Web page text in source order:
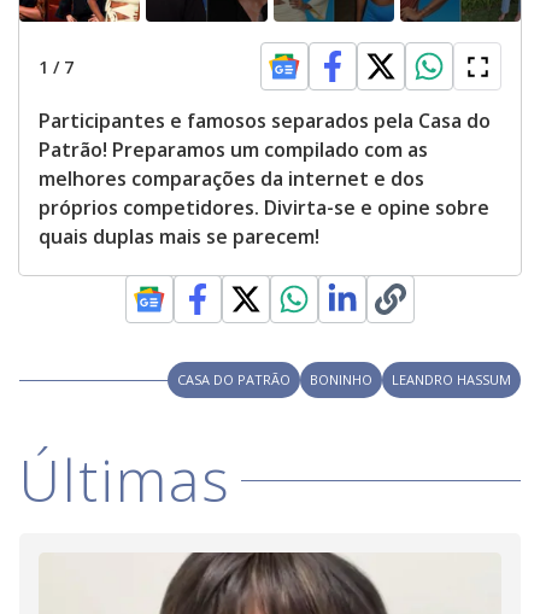
1 / 7
Participantes e famosos separados pela Casa do
Patrão! Preparamos um compilado com as
melhores comparações da internet e dos
próprios competidores. Divirta-se e opine sobre
quais duplas mais se parecem!
CASA DO PATRÃO BONINHO LEANDRO HASSUM
Últimas